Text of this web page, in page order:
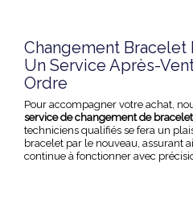
Changement Bracelet
Un Service Après-
Ordre
Pour accompagner votre achat,
service de changement de bracelet
techniciens qualifiés se fera un
bracelet par le nouveau, assurant
continue à fonctionner avec